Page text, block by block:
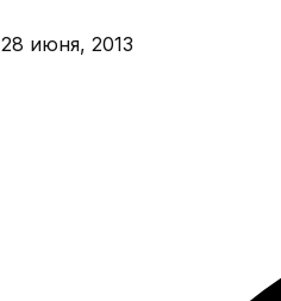
28 июня, 2013